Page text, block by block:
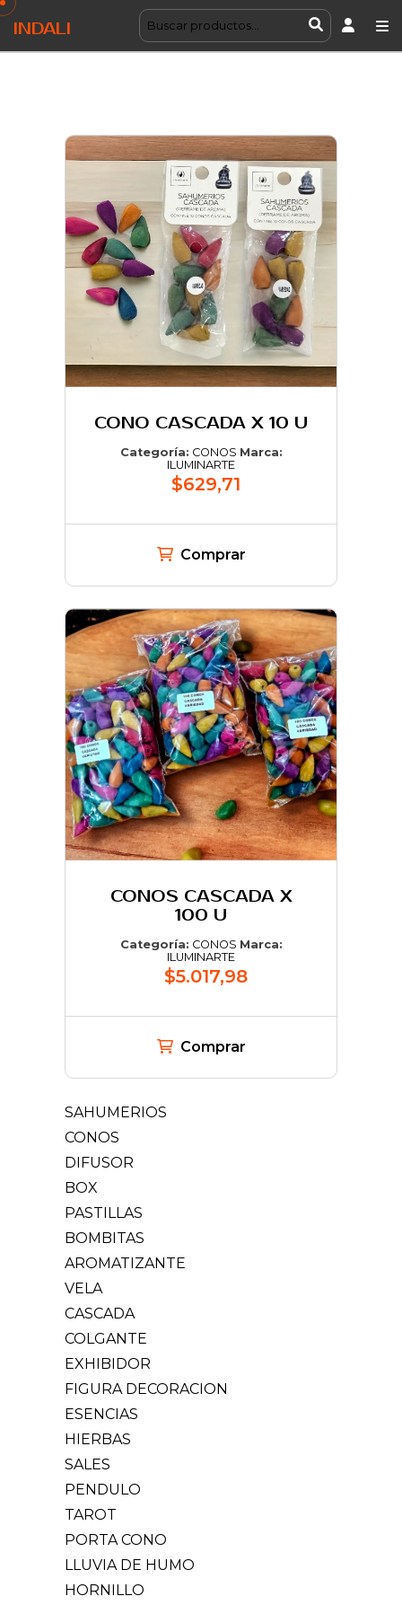
INDALI
CONO CASCADA X 10 U
Categoría: CONOS Marca:
ILUMINARTE
$629,71
Comprar
CONOS CASCADA X
100 U
Categoría: CONOS Marca:
ILUMINARTE
$5.017,98
Comprar
SAHUMERIOS
CONOS
DIFUSOR
BOX
PASTILLAS
BOMBITAS
AROMATIZANTE
VELA
CASCADA
COLGANTE
EXHIBIDOR
FIGURA DECORACION
ESENCIAS
HIERBAS
SALES
PENDULO
TAROT
PORTA CONO
LLUVIA DE HUMO
HORNILLO